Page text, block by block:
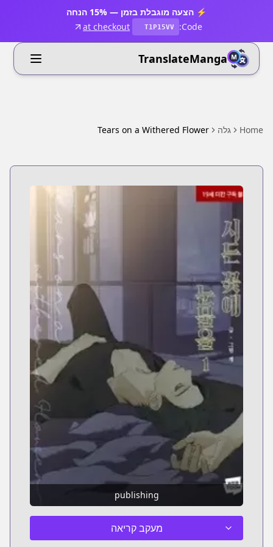
⚡ הצעה מוגבלת בזמן — 15% הנחה
Code:
T1P15VV
at checkout
TranslateManga
Home גלה Tears on a Withered Flower
publishing
מעקב קריאה